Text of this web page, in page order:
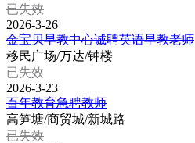
已失效
2026-3-26
金宝贝早教中心诚聘英语早教老师
移民广场/万达/钟楼
已失效
2026-3-23
百年教育急聘教师
高笋塘/商贸城/新城路
已失效